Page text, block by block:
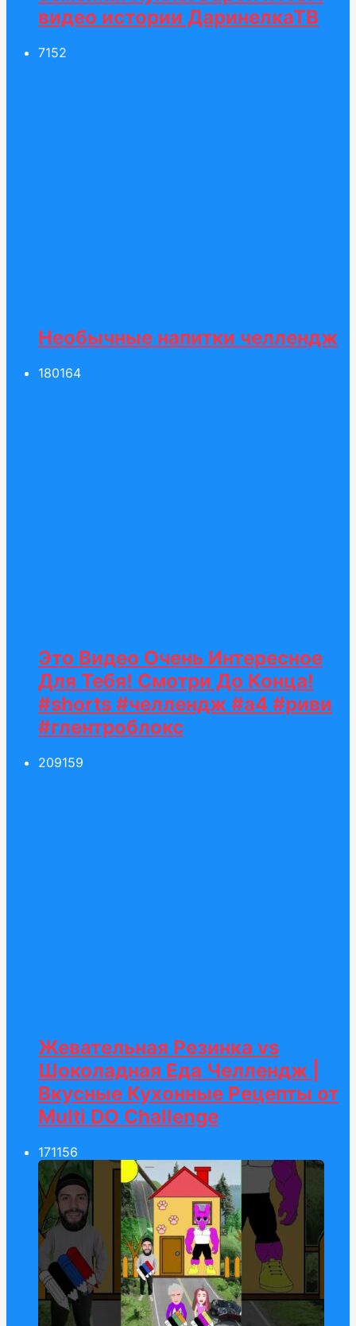
видео истории ДаринелкаТВ
7152
Необычные напитки челлендж
180164
Это Видео Очень Интересное
Для Тебя! Смотри До Конца!
#shorts #челлендж #а4 #риви
#глентроблокс
209159
Жевательная Резинка vs
Шоколадная Еда Челлендж |
Вкусные Кухонные Рецепты от
Multi DO Challenge
171156